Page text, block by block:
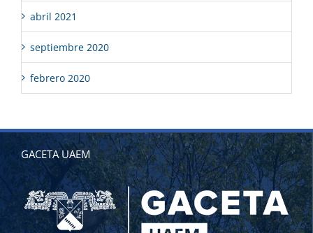
abril 2021
septiembre 2020
febrero 2020
GACETA UAEM